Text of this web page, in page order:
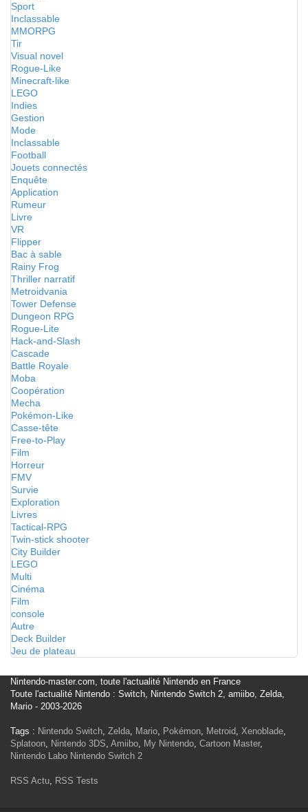
Sport
Inclassable
MMORPG
Tir
Visual novel
Rogue-Like
Minecraft-like
LEGO
Indies
Gestion
Mode
Inclassable
Football
Jouets connectés
Enquête
Application
Rumeur
Livre
VR
Flipper
Bac à sable
Rainy Frog
Thriller narratif
Metroidvania
Tower Defense
Dungeon RPG
Rogue-Lite
Hack-and-Slash
Cascade
Battle Royale
Moba
Coopération
Mecha
Pokémon-Like
Casse-tête
Free-to-Play
Film
Horreur
FMV
Survie
Exploration
Livres
Tactical-RPG
Twin-stick shooter
City Builder
LEGO
Multi
Cinéma
Film
console
Autre
Deck Builder
Jeu de plateau
Nintendo-master.com, toute l'actualité Nintendo en France
Toute l'actualité Nintendo : Switch, Nintendo Switch 2, amiibo, Zelda,
Mario - 2003-2026
Tags : Nintendo Switch, Zelda, Mario, Pokémon, Metroid, Xenoblade,
Splatoon, Nintendo 3DS, Amiibo, My Nintendo, Cartoon Master,
Nintendo Labo Nintendo Switch 2
RSS Actu, RSS Tests